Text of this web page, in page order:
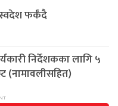
फर्कंदै
निर्देशकका लागि ५
(नामावलीसहित)